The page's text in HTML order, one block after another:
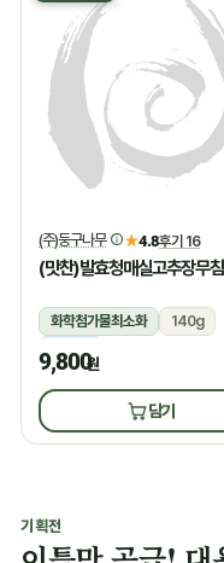
(주)둥구나무 ★4.8후기 16
(맛찬)발효청매실고추장무침
화학첨가물최소화
140g
냉장
9,800원
담기
기획전